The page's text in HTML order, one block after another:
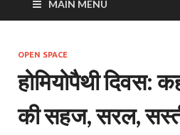
MAIN MENU
OPEN SPACE
होमियोपैथी दिवस:
की सहज, सरल,